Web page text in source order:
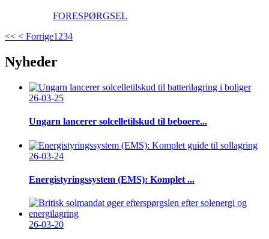
FORESPØRGSEL
<< < Forrige1 234
Nyheder
26-03-25
Ungarn lancerer solcelletilskud til beboere...
26-03-24
Energistyringssystem (EMS): Komplet ...
26-03-20